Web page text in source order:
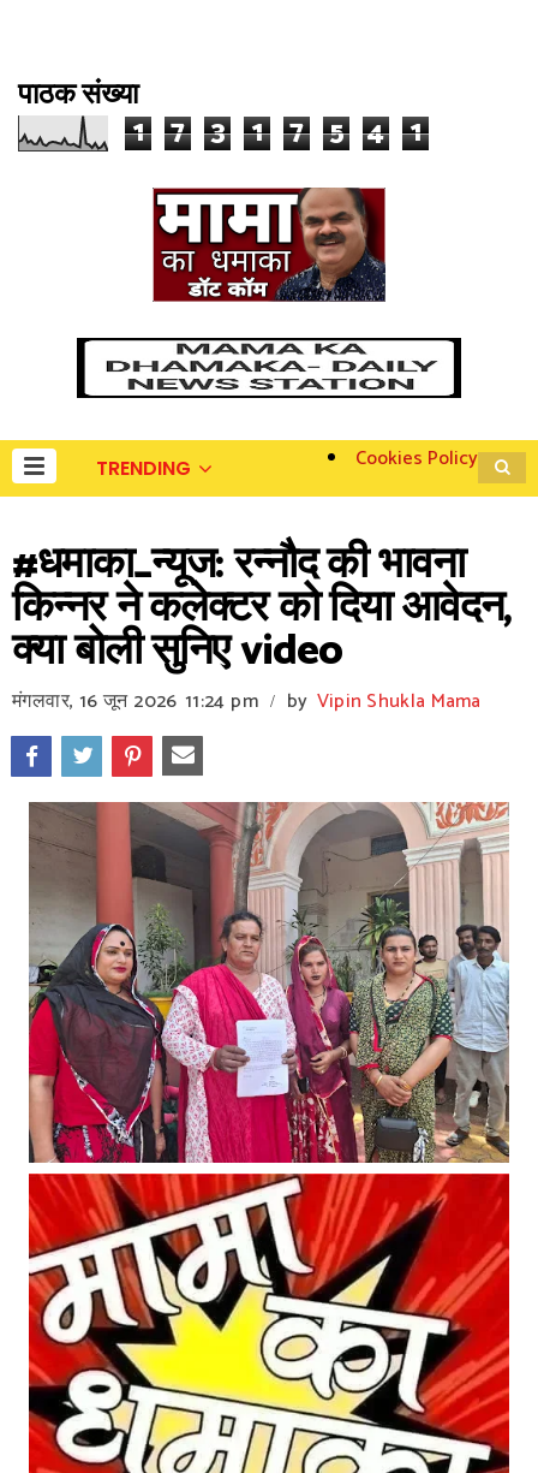
पाठक संख्या
1 7 3 1 7 5 4 1
TRENDING Cookies Policy
#धमाका_न्यूज: रन्नौद की भावना
किन्नर ने कलेक्टर को दिया आवेदन,
क्या बोली सुनिए video
मंगलवार, 16 जून 2026 11:24 pm / by Vipin Shukla Mama